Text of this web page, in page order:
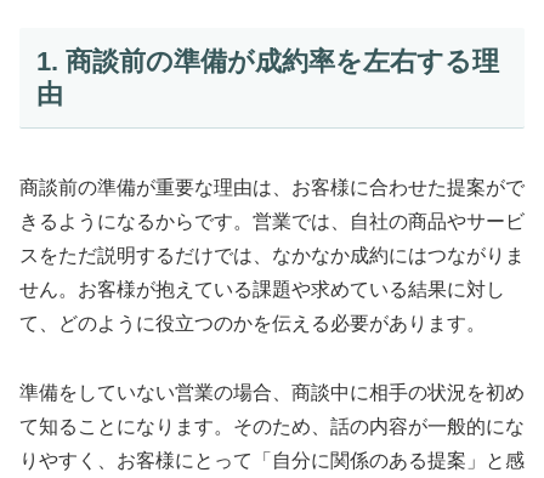
1. 商談前の準備が成約率を左右する理
由
商談前の準備が重要な理由は、お客様に合わせた提案がで
きるようになるからです。営業では、自社の商品やサービ
スをただ説明するだけでは、なかなか成約にはつながりま
せん。お客様が抱えている課題や求めている結果に対し
て、どのように役立つのかを伝える必要があります。
準備をしていない営業の場合、商談中に相手の状況を初め
て知ることになります。そのため、話の内容が一般的にな
りやすく、お客様にとって「自分に関係のある提案」と感